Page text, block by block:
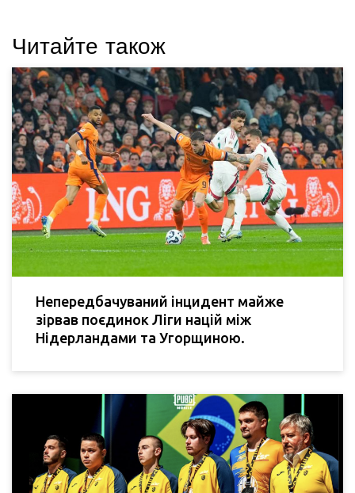
Читайте також
Непередбачуваний інцидент майже
зірвав поєдинок Ліги націй між
Нідерландами та Угорщиною.